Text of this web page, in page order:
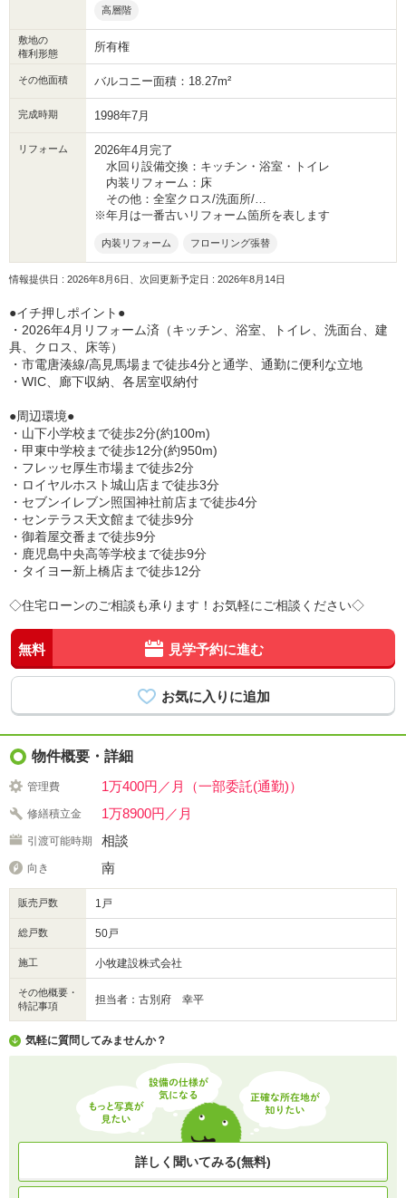
高層階
敷地の
権利形態
所有権
その他面積 バルコニー面積：18.27m²
完成時期 1998年7月
リフォーム
2026年4月完了
水回り設備交換：キッチン・浴室・トイレ
内装リフォーム：床
その他：全室クロス/洗面所/…
※年月は一番古いリフォーム箇所を表します
内装リフォーム フローリング張替
情報提供日 : 2026年8月6日、次回更新予定日 : 2026年8月14日
●イチ押しポイント●
・2026年4月リフォーム済（キッチン、浴室、トイレ、洗面台、建
具、クロス、床等）
・市電唐湊線/高見馬場まで徒歩4分と通学、通勤に便利な立地
・WIC、廊下収納、各居室収納付
●周辺環境●
・山下小学校まで徒歩2分(約100m)
・甲東中学校まで徒歩12分(約950m)
・フレッセ厚生市場まで徒歩2分
・ロイヤルホスト城山店まで徒歩3分
・セブンイレブン照国神社前店まで徒歩4分
・センテラス天文館まで徒歩9分
・御着屋交番まで徒歩9分
・鹿児島中央高等学校まで徒歩9分
・タイヨー新上橋店まで徒歩12分
◇住宅ローンのご相談も承ります！お気軽にご相談ください◇
無料 見学予約に進む
物件概要・詳細
管理費 1万400円／月（一部委託(通勤)）
修繕積立金 1万8900円／月
引渡可能時期 相談
向き 南
販売戸数 1戸
総戸数 50戸
施工 小牧建設株式会社
その他概要・
特記事項
担当者：古別府 幸平
気軽に質問してみませんか？
詳しく聞いてみる(無料)